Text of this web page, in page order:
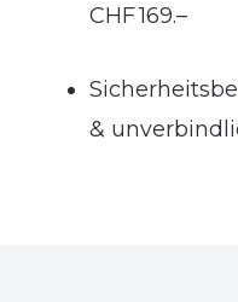
CHF 169.–
&